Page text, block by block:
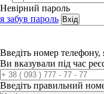
Невірний пароль
я забув пароль Вхід
Введіть номер телефону,
Ви вказували під час
Введіть правильний